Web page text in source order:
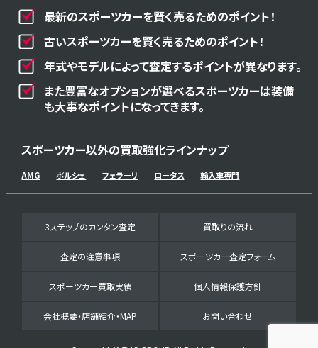
最新のスポーツカーを賢く売るためのポイント！
古いスポーツカーを賢く売るためのポイント！
年式やモデルによって査定するポイントが異なります。
また豊富なオプションが選べるスポーツカーは装備
も大事なポイントになってきます。
スポーツカー以外の買取強化ラインナップ
AMG ポルシェ フェラーリ ロータス 輸入車専門
3ステップのカンタン査定 買取りの流れ
査定の注意事項 スポーツカー査定フォーム
スポーツカー買取実績 個人情報保護方針
会社概要・店舗紹介・MAP お問い合わせ